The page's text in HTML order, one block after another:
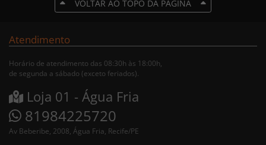
VOLTAR AO TOPO DA PÁGINA
Atendimento
Horário de atendimento das 08:30h às 18:00h,
de segunda a sábado (exceto feriados).
Loja 01 - Água Fria
81984225720
Av Beberibe, 2008, Água Fria, Recife/PE